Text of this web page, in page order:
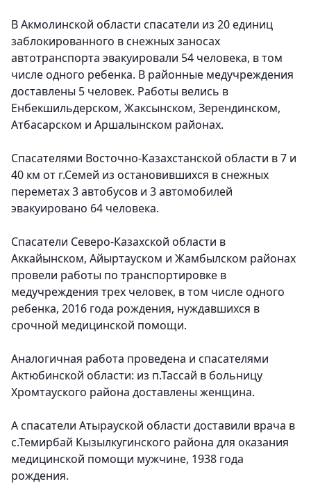
В Акмолинской области спасатели из 20 единиц
заблокированного в снежных заносах
автотранспорта эвакуировали 54 человека, в том
числе одного ребенка. В районные медучреждения
доставлены 5 человек. Работы велись в
Енбекшильдерском, Жаксынском, Зерендинском,
Атбасарском и Аршалынском районах.
Спасателями Восточно-Казахстанской области в 7 и
40 км от г.Семей из остановившихся в снежных
переметах 3 автобусов и 3 автомобилей
эвакуировано 64 человека.
Спасатели Северо-Казахской области в
Аккайынском, Айыртауском и Жамбылском районах
провели работы по транспортировке в
медучреждения трех человек, в том числе одного
ребенка, 2016 года рождения, нуждавшихся в
срочной медицинской помощи.
Аналогичная работа проведена и спасателями
Актюбинской области: из п.Тассай в больницу
Хромтауского района доставлены женщина.
А спасатели Атырауской области доставили врача в
с.Темирбай Кызылкугинского района для оказания
медицинской помощи мужчине, 1938 года
рождения.